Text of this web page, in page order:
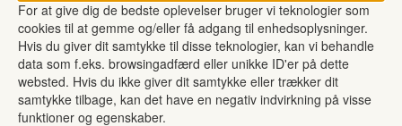
For at give dig de bedste oplevelser bruger vi teknologier som
cookies til at gemme og/eller få adgang til enhedsoplysninger.
Hvis du giver dit samtykke til disse teknologier, kan vi behandle
data som f.eks. browsingadfærd eller unikke ID'er på dette
websted. Hvis du ikke giver dit samtykke eller trækker dit
samtykke tilbage, kan det have en negativ indvirkning på visse
funktioner og egenskaber.